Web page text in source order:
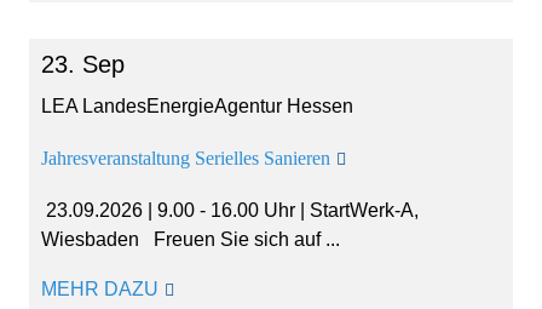
23. Sep
LEA LandesEnergieAgentur Hessen
Jah­res­ver­an­stal­tung Se­ri­el­les Sa­nie­ren
23.09.2026 | 9.00 - 16.00 Uhr | Start­Werk-A,
Wiesbaden Freu­en Sie sich auf ...
MEHR DAZU